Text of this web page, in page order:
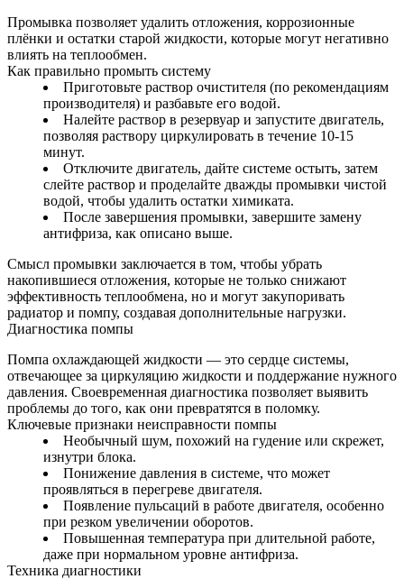
Промывка позволяет удалить отложения, коррозионные
плёнки и остатки старой жидкости, которые могут негативно
влиять на теплообмен.
Как правильно промыть систему
Приготовьте раствор очистителя (по рекомендациям
производителя) и разбавьте его водой.
Налейте раствор в резервуар и запустите двигатель,
позволяя раствору циркулировать в течение 10-15
минут.
Отключите двигатель, дайте системе остыть, затем
слейте раствор и проделайте дважды промывки чистой
водой, чтобы удалить остатки химиката.
После завершения промывки, завершите замену
антифриза, как описано выше.
Смысл промывки заключается в том, чтобы убрать
накопившиеся отложения, которые не только снижают
эффективность теплообмена, но и могут закупоривать
радиатор и помпу, создавая дополнительные нагрузки.
Диагностика помпы
Помпа охлаждающей жидкости — это сердце системы,
отвечающее за циркуляцию жидкости и поддержание нужного
давления. Своевременная диагностика позволяет выявить
проблемы до того, как они превратятся в поломку.
Ключевые признаки неисправности помпы
Необычный шум, похожий на гудение или скрежет,
изнутри блока.
Понижение давления в системе, что может
проявляться в перегреве двигателя.
Появление пульсаций в работе двигателя, особенно
при резком увеличении оборотов.
Повышенная температура при длительной работе,
даже при нормальном уровне антифриза.
Техника диагностики